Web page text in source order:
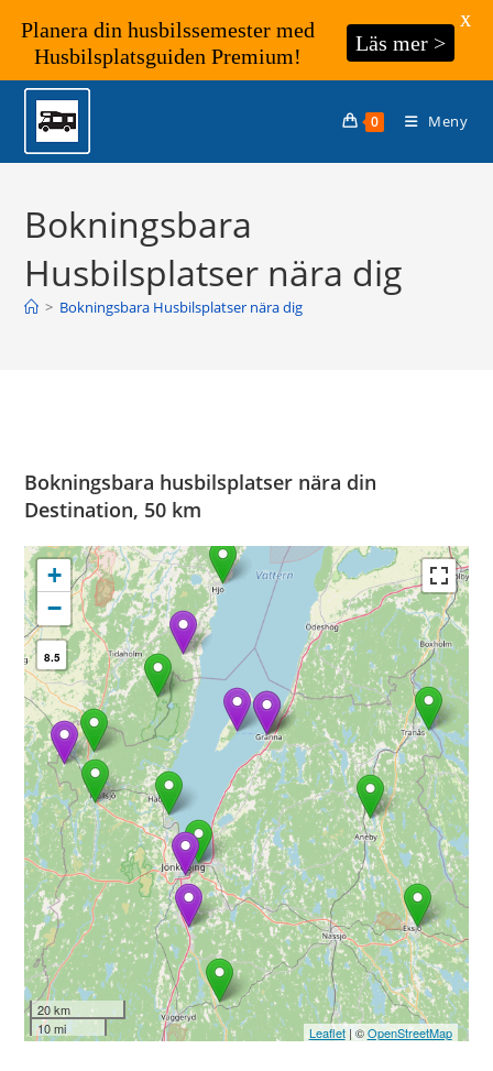
Hoppa
innehållet
0 Meny
Bokningsbara
Husbilsplatser nära dig
> Bokningsbara Husbilsplatser nära dig
Bokningsbara husbilsplatser nära din
Destination, 50 km
+
−
8.5
20 km
10 mi
Leaflet| ©OpenStreetMap
Planera din husbilssemester med
Husbilsplatsguiden Premium!
Läs mer >
X